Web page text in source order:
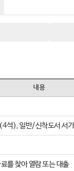
내용
), 일반/신착도서 서
를 찾아 열람 또는 대출